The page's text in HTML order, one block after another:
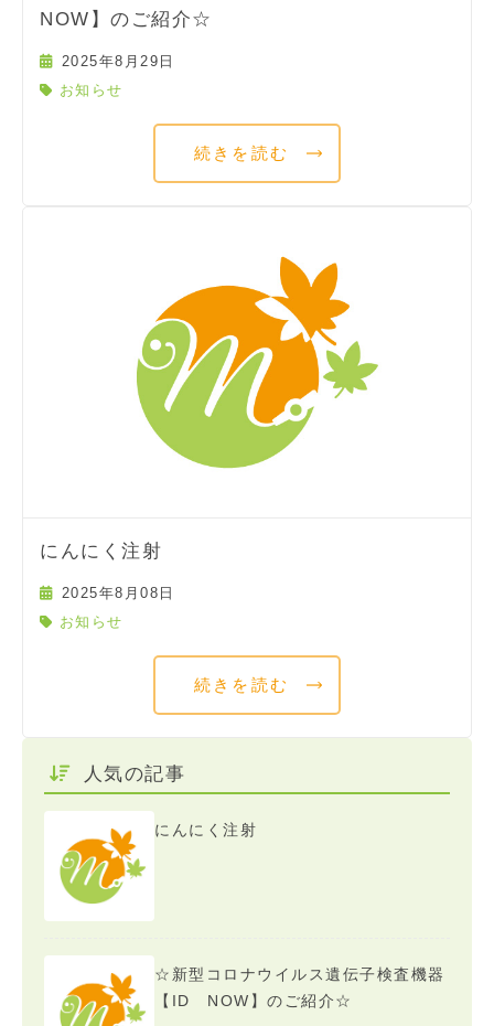
NOW】のご紹介☆
2025年8月29日
お知らせ
続きを読む
にんにく注射
2025年8月08日
お知らせ
続きを読む
人気の記事
にんにく注射
☆新型コロナウイルス遺伝子検査機器
【ID NOW】のご紹介☆